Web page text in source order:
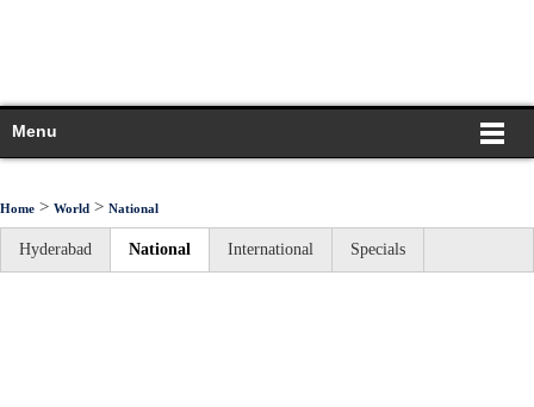
Menu
Home > World > National
Hyderabad National International Specials